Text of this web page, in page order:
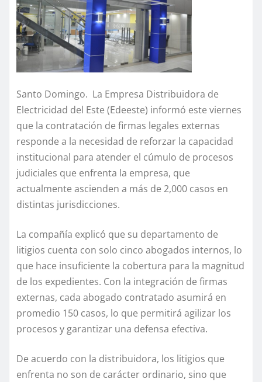
Santo Domingo. La Empresa Distribuidora de
Electricidad del Este (Edeeste) informó este viernes
que la contratación de firmas legales externas
responde a la necesidad de reforzar la capacidad
institucional para atender el cúmulo de procesos
judiciales que enfrenta la empresa, que
actualmente ascienden a más de 2,000 casos en
distintas jurisdicciones.
La compañía explicó que su departamento de
litigios cuenta con solo cinco abogados internos, lo
que hace insuficiente la cobertura para la magnitud
de los expedientes. Con la integración de firmas
externas, cada abogado contratado asumirá en
promedio 150 casos, lo que permitirá agilizar los
procesos y garantizar una defensa efectiva.
De acuerdo con la distribuidora, los litigios que
enfrenta no son de carácter ordinario, sino que